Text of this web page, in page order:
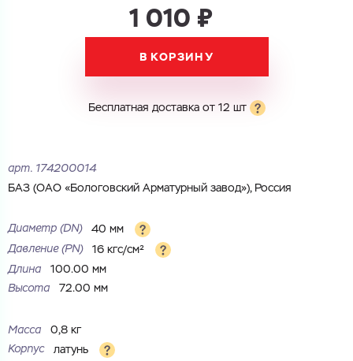
Комментарий
Cоглашаюсь на обработку персональных данных
Номер телефона
МБ)
ГОТОВО
1 010 ₽
В КОРЗИНУ
Бесплатная доставка от 12 шт
арт. 174200014
БАЗ (ОАО «Бологовский Арматурный завод»), Россия
Диаметр (DN)
40 мм
Давление (РN)
16 кгс/см²
Длина
100.00 мм
Высота
72.00 мм
Масса
0,8 кг
Корпус
латунь